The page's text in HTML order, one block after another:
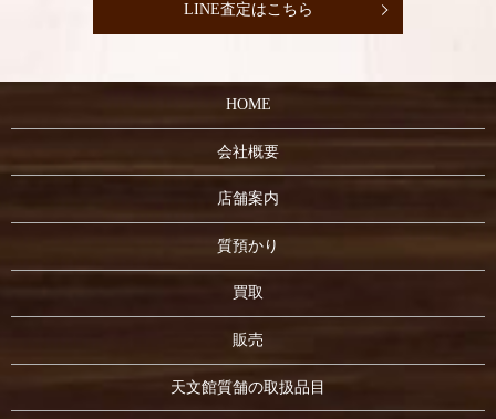
LINE査定はこちら
HOME
会社概要
店舗案内
質預かり
買取
販売
天文館質舗の取扱品目